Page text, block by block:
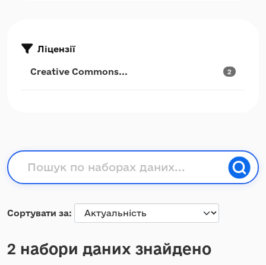
Ліцензії
Creative Commons... 2
Сортувати за
2 набори даних знайдено